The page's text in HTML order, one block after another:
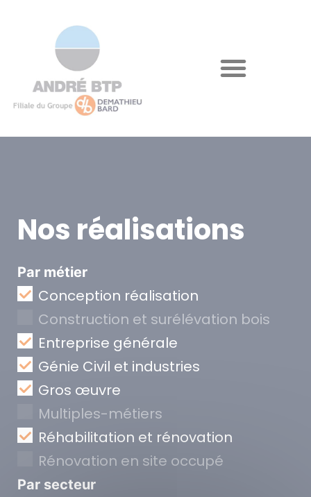
Nos réalisations
Par métier
Conception réalisation
Construction et surélévation bois
Entreprise générale
Génie Civil et industries
Gros œuvre
Multiples-métiers
Réhabilitation et rénovation
Rénovation en site occupé
Par secteur